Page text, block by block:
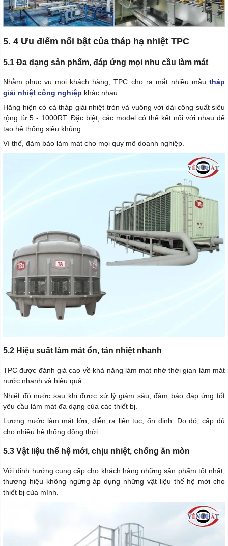
5. 4 Ưu điểm nổi bật của tháp hạ nhiệt TPC
5.1 Đa dạng sản phẩm, đáp ứng mọi nhu cầu làm mát
Nhằm phục vụ mọi khách hàng, TPC cho ra mắt nhiều mẫu tháp
giải nhiệt công nghiệp khác nhau.
Hãng hiện có cả tháp giải nhiệt tròn và vuông với dải công suất siêu
rộng từ 5 - 1000RT. Đặc biệt, các model có thể kết nối với nhau để
tạo hệ thống siêu khủng.
Vì thế, đảm bảo làm mát cho mọi quy mô doanh nghiệp.
5.2 Hiệu suất làm mát ổn, tản nhiệt nhanh
TPC được đánh giá cao về khả năng làm mát nhờ thời gian làm mát
nước nhanh và hiệu quả.
Nhiệt độ nước sau khi được xử lý giảm sâu, đảm bảo đáp ứng tốt
yêu cầu làm mát đa dạng của các thiết bị.
Lượng nước làm mát lớn, diễn ra liên tục, ổn định. Do đó, cấp đủ
cho nhiều hệ thống đồng thời.
5.3 Vật liệu thế hệ mới, chịu nhiệt, chống ăn mòn
Với định hướng cung cấp cho khách hàng những sản phẩm tốt nhất,
thương hiệu không ngừng áp dụng những vật liệu thế hệ mới cho
thiết bị của mình.